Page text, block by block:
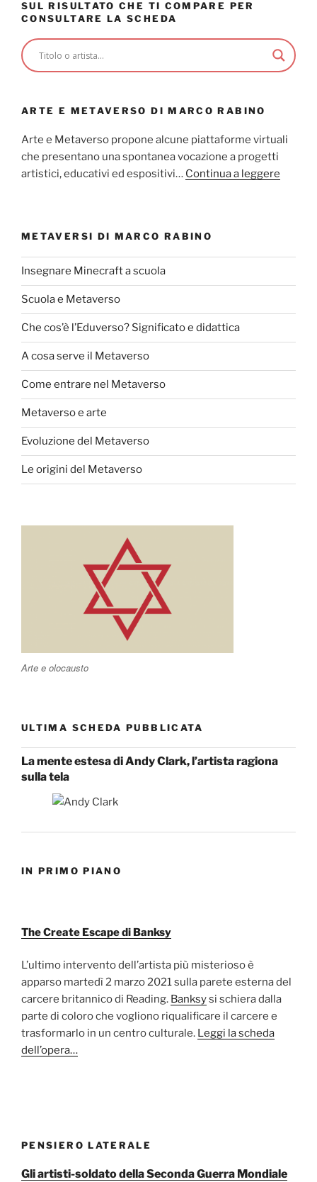
SUL RISULTATO CHE TI COMPARE PER
CONSULTARE LA SCHEDA
ARTE E METAVERSO DI MARCO RABINO
Arte e Metaverso propone alcune piattaforme virtuali
che presentano una spontanea vocazione a progetti
artistici, educativi ed espositivi… Continua a leggere
METAVERSI DI MARCO RABINO
Insegnare Minecraft a scuola
Scuola e Metaverso
Che cos’è l’Eduverso? Significato e didattica
A cosa serve il Metaverso
Come entrare nel Metaverso
Metaverso e arte
Evoluzione del Metaverso
Le origini del Metaverso
Arte e olocausto
ULTIMA SCHEDA PUBBLICATA
La mente estesa di Andy Clark, l’artista ragiona
sulla tela
IN PRIMO PIANO
The Create Escape di Banksy
L’ultimo intervento dell’artista più misterioso è
apparso martedì 2 marzo 2021 sulla parete esterna del
carcere britannico di Reading. Banksysi schiera dalla
parte di coloro che vogliono riqualificare il carcere e
trasformarlo in un centro culturale. Leggi la scheda
dell’opera…
PENSIERO LATERALE
Gli artisti-soldato della Seconda Guerra Mondiale